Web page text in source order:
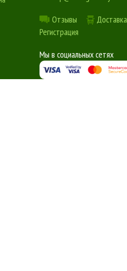
Отзывы
Регистрация
Мы в социальных сетях